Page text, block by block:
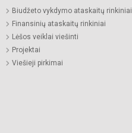
Biudžeto vykdymo ataskaitų rinkiniai
Finansinių ataskaitų rinkiniai
Lėšos veiklai viešinti
Projektai
Viešieji pirkimai